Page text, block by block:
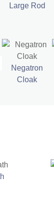
Large Rod
Negatron
Cloak